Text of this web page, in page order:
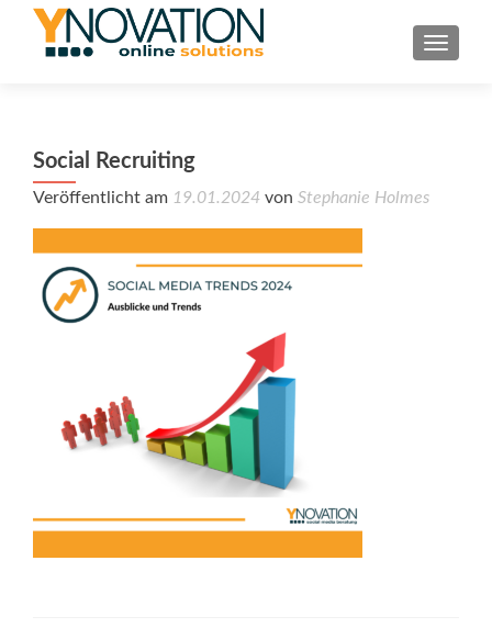
Social Recruiting
Veröffentlicht am 19.01.2024 von Stephanie Holmes